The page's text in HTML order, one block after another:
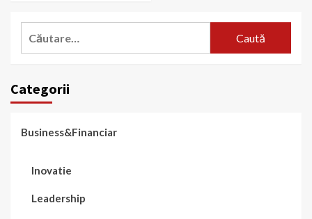
Categorii
Business&Financiar
Inovatie
Leadership